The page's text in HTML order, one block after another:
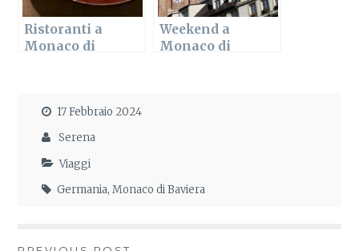
Ristoranti a
Monaco di
Weekend a
Monaco di
17 Febbraio 2024
Serena
Viaggi
Germania,Monaco di Baviera